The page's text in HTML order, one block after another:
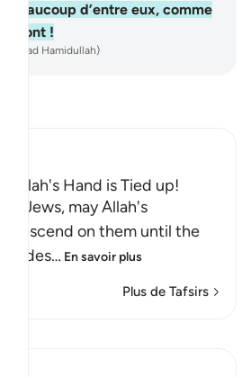
Allah's Hand is Tied up!
Jews, may Allah's
descend on them until the
des… En savoir plus
Plus de Tafsirs
beaucoup d’entre eux, comme
font !
Hamidullah)